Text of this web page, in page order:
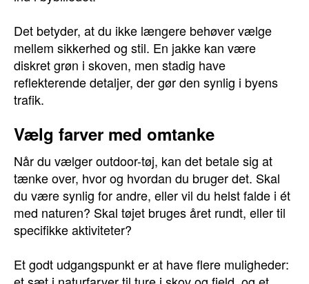
Det betyder, at du ikke længere behøver vælge
mellem sikkerhed og stil. En jakke kan være
diskret grøn i skoven, men stadig have
reflekterende detaljer, der gør den synlig i byens
trafik.
Vælg farver med omtanke
Når du vælger outdoor-tøj, kan det betale sig at
tænke over, hvor og hvordan du bruger det. Skal
du være synlig for andre, eller vil du helst falde i ét
med naturen? Skal tøjet bruges året rundt, eller til
specifikke aktiviteter?
Et godt udgangspunkt er at have flere muligheder: